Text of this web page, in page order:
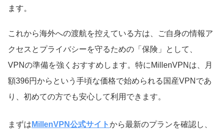
ます。
これから海外への渡航を控えている方は、ご自身の情報ア
クセスとプライバシーを守るための「保険」として、
VPNの準備を強くおすすめします。特にMillenVPNは、月
額396円からという手頃な価格で始められる国産VPNであ
り、初めての方でも安心して利用できます。
まずは MillenVPN公式サイトから最新のプランを確認し、